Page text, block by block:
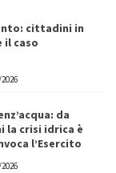
cittadini in
il caso
da
la crisi idrica è
l’Esercito